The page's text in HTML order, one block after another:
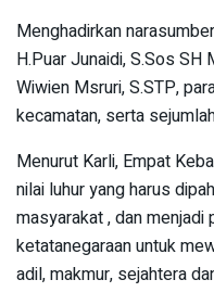
Menghadirkan
H.Puar Junaidi, S.Sos SH
Wiwien Msruri, S.STP,
kecamatan, serta
Menurut Karli, Empat
nilai luhur yang harus
masyarakat , dan menjadi
ketatanegaraan untuk
adil, makmur, sejahtera